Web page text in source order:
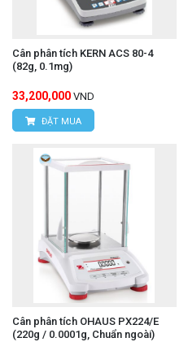
Cân phân tích KERN ACS 80-4
(82g, 0.1mg)
33,200,000 VND
ĐẶT MUA
Cân phân tích OHAUS PX224/E
(220g / 0.0001g, Chuẩn ngoài)